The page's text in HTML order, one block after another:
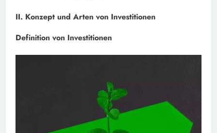
II. Konzept und Arten von Investitionen
Definition von Investitionen